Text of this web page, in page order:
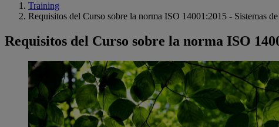
Training
Requisitos del Curso sobre la norma ISO 14001:2015 - Sistemas
Requisitos del Curso sobre la norma ISO